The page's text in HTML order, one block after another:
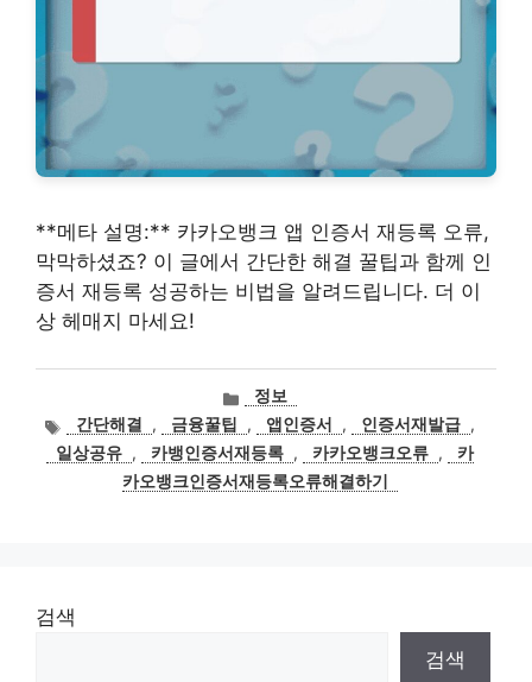
**메타 설명:** 카카오뱅크 앱 인증서 재등록 오류,
막막하셨죠? 이 글에서 간단한 해결 꿀팁과 함께 인
증서 재등록 성공하는 비법을 알려드립니다. 더 이
상 헤매지 마세요!
카
고
리
정보
태
그
간단해결 , 금융꿀팁 , 앱인증서 , 인증서재발급 ,
일상공유 , 카뱅인증서재등록 , 카카오뱅크오류 ,
카
카오뱅크인증서재등록오류해결하기
검색
검색